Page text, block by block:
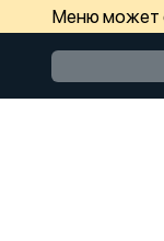
Меню может